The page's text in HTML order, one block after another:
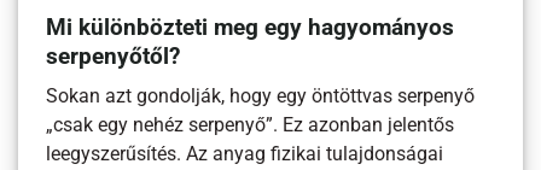
Mi különbözteti meg egy hagyományos
serpenyőtől?
Sokan azt gondolják, hogy egy öntöttvas serpenyő
„csak egy nehéz serpenyő”. Ez azonban jelentős
leegyszerűsítés. Az anyag fizikai tulajdonságai